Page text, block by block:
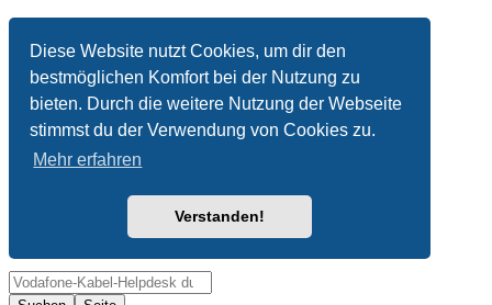
Diese Website nutzt Cookies, um dir den
bestmöglichen Komfort bei der Nutzung zu
bieten. Durch die weitere Nutzung der Webseite
stimmst du der Verwendung von Cookies zu.
Mehr erfahren
Verstanden!
Nicht angemeldet
Anmelden